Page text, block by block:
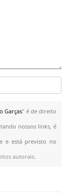
Garças" é de direito
nossos links, é
e está previsto no
autorais.